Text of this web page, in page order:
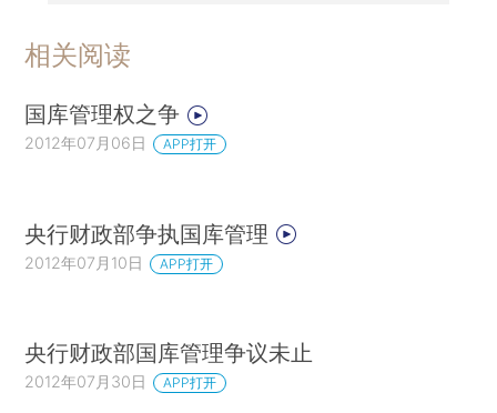
相关阅读
国库管理权之争
2012年07月06日 APP打开
央行财政部争执国库管理
2012年07月10日 APP打开
央行财政部国库管理争议未止
2012年07月30日 APP打开